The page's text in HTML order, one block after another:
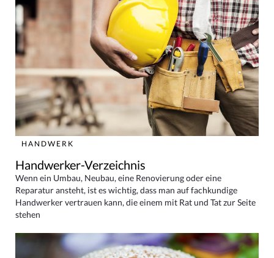
HANDWERK
Handwerker-Verzeichnis
Wenn ein Umbau, Neubau, eine Renovierung oder eine
Reparatur ansteht, ist es wichtig, dass man auf fachkundige
Handwerker vertrauen kann, die einem mit Rat und Tat zur Seite
stehen